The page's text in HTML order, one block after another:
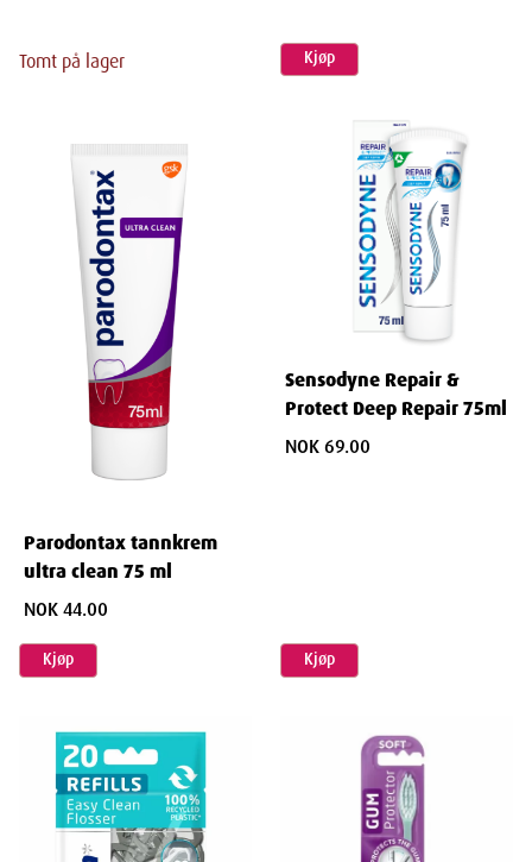
Tomt på lager Kjøp
Parodontax tannkrem
ultra clean 75 ml
NOK 44.00
Kjøp
Sensodyne Repair &
Protect Deep Repair 75ml
NOK 69.00
Kjøp